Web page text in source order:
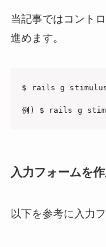
当記事ではコント
進めます。
$ rails g stimulus
例) $ rails g
入力フォームを
以下を参考に入力